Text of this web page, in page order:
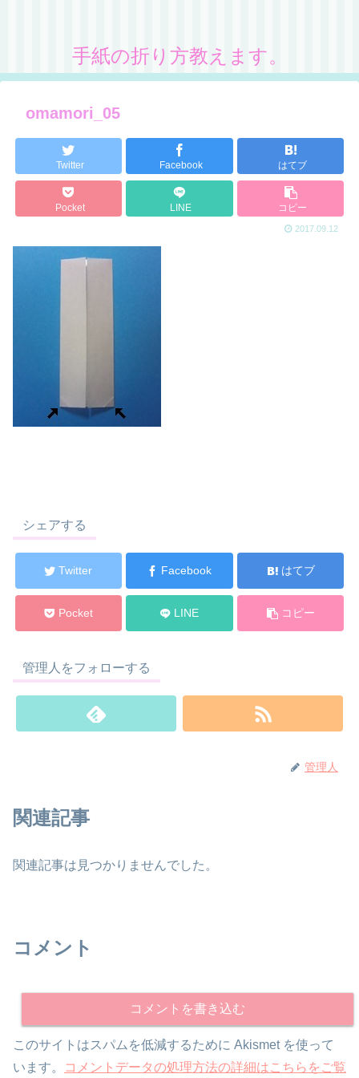
手紙の折り方教えます。
omamori_05
Twitter Facebook はてブ
Pocket LINE コピー
2017.09.12
シェアする
Twitter Facebook はてブ
Pocket LINE コピー
管理人をフォローする
管理人
関連記事
関連記事は見つかりませんでした。
コメント
コメントを書き込む
このサイトはスパムを低減するために Akismet を使って
います。
コメントデータの処理方法の詳細はこちらをご覧